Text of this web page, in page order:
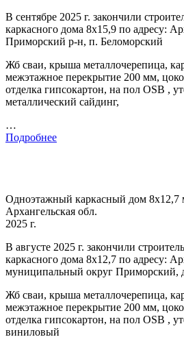
В сентябре 2025 г. закончили
каркасного дома 8х15,9 по адресу:
Приморский р-н, п. Беломорский
Жб сваи, крыша металлочерепица,
межэтажное перекрытие 200 мм,
отделка гипсокартон, на пол OSB ,
металлический сайдинг,
…
Подробнее
Одноэтажный каркасный дом 8х12,7
Архангельская обл.
2025 г.
В августе 2025 г. закончили
каркасного дома 8х12,7 по адресу:
муниципальный округ Приморский,
Жб сваи, крыша металлочерепица,
межэтажное перекрытие 200 мм,
отделка гипсокартон, на пол OSB ,
виниловый